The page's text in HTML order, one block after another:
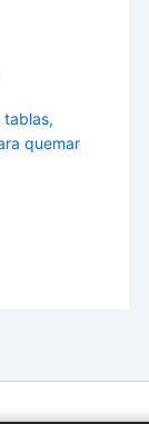
tablas,
quemar